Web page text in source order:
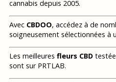
cannabis depuis 2005.
Avec CBDOO, accédez à de
soigneusement sélectionnées à
Les meilleures fleurs CBD
sont sur PRTLAB.